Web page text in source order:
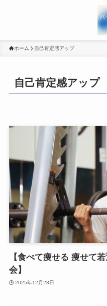
ホーム 自己肯定感アップ
自己肯定感アップ
【食べて痩せる 痩せて
会】
2025年12月28日